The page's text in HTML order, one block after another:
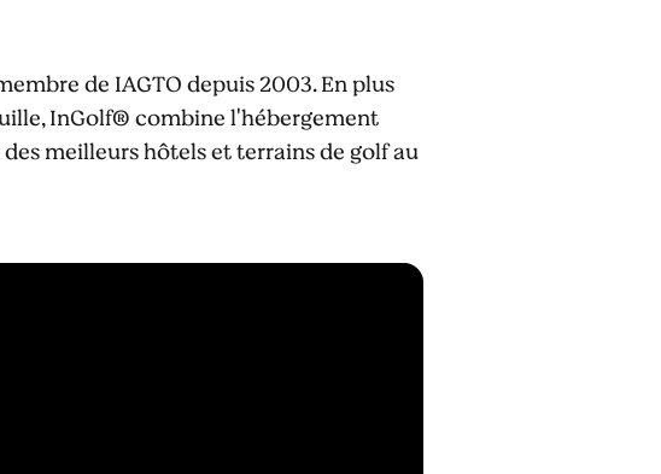
de IAGTO depuis 2003. En plus
InGolf® combine l'hébergement
meilleurs hôtels et terrains de golf au